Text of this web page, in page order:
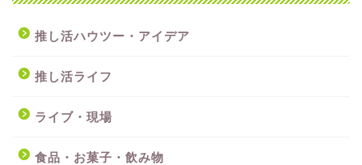
推し活ハウツー・アイデア
推し活ライフ
ライブ・現場
食品・お菓子・飲み物